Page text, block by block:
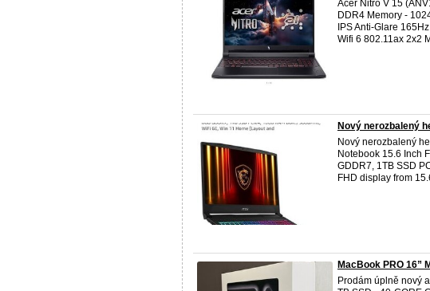
Acer Nitro V 15
DDR4 Memory -
IPS Anti-Glare
Wifi 6 802.11ax 2x2
Nový nerozbalený
Nový nerozbalený
Notebook 15.6 Inch
GDDR7, 1TB SSD
FHD display from
MacBook PRO 16”
Prodám úplně nový